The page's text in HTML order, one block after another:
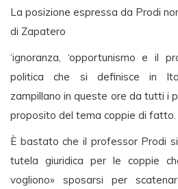
La posizione espressa da Prodi
di Zapatero
‘ignoranza, ‘opportunismo e il
politica che si definisce in
zampillano in queste ore da tutti i
proposito del tema coppie di fatto.
È bastato che il professor Prodi
tutela giuridica per le coppie
vogliono» sposarsi per